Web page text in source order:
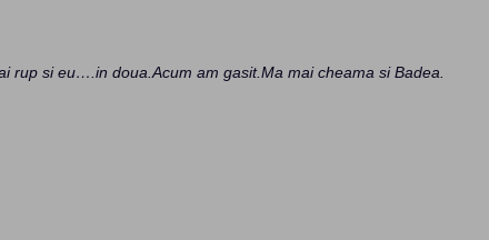
rup si eu….in doua.Acum am gasit.Ma mai cheama si Badea.